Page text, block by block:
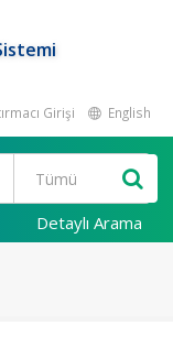
Girişi English
Detaylı Arama